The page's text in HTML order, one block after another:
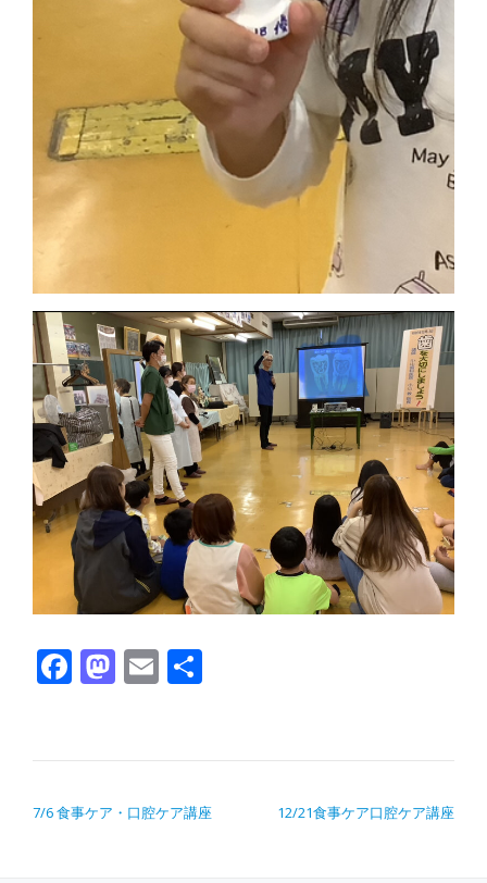
FacebookMastodon
Email
7/6 食事ケア・口腔ケア講座 12/21食事ケア口腔ケア講座